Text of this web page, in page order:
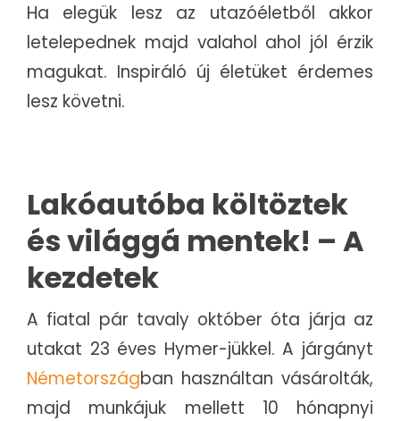
Ha elegük lesz az utazóéletből akkor
letelepednek majd valahol ahol jól érzik
magukat. Inspiráló új életüket érdemes
lesz követni.
Lakóautóba költöztek
és világgá mentek! – A
kezdetek
A fiatal pár tavaly október óta járja az
utakat 23 éves Hymer-jükkel. A járgányt
Németországban használtan vásárolták,
majd munkájuk mellett 10 hónapnyi